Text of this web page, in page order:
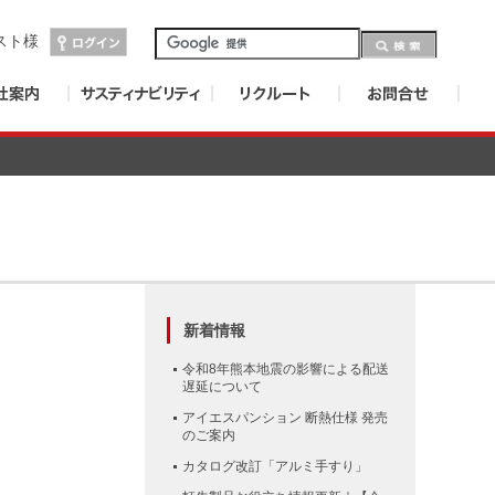
ト様
新着情報
令和8年熊本地震の影響による配送
遅延について
アイエスパンション 断熱仕様 発売
のご案内
カタログ改訂「アルミ手すり」